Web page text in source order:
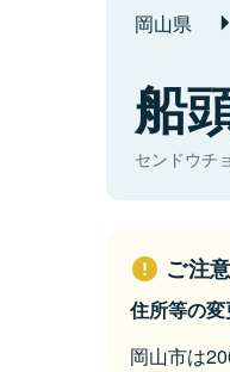
岡山県
船
センドウチ
ご注意
住所等の
岡山市は